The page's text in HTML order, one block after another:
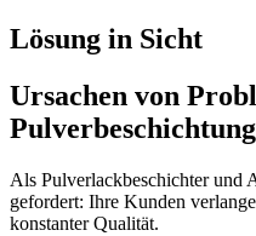
Lösung in Sicht
Ursachen von
Als Pulverlackbeschichter und
gefordert: Ihre Kunden
konstanter Qualität.